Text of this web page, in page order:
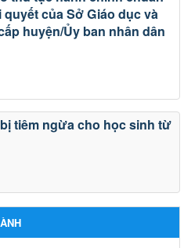
của Sở Giáo dục và
huyện/Ủy ban nhân dân
tiêm ngừa cho học sinh từ